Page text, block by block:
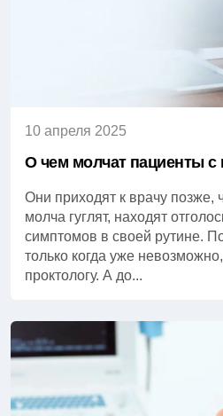
10 апреля 2025
О чем молчат пациенты с
Они приходят к врачу
молча гуглят, находят
симптомов в своей рутине.
только когда уже
проктологу. А до...